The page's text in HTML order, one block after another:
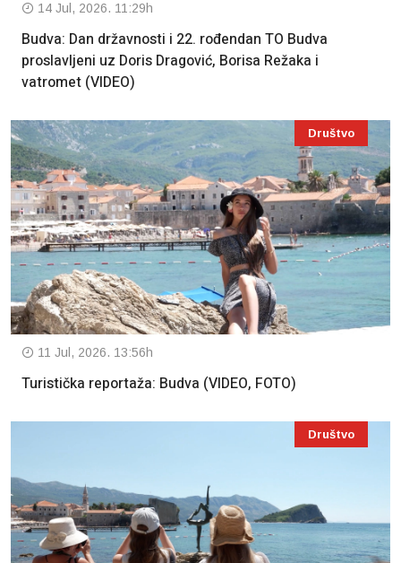
14 Jul, 2026. 11:29h
Budva: Dan državnosti i 22. rođendan TO Budva
proslavljeni uz Doris Dragović, Borisa Režaka i
vatromet (VIDEO)
Društvo
11 Jul, 2026. 13:56h
Turistička reportaža: Budva (VIDEO, FOTO)
Društvo